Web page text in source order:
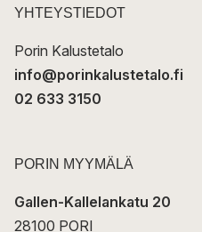
t
YHTEYSTIEDOT
Porin Kalustetalo
info@porinkalustetalo.fi
02 633 3150
PORIN MYYMÄLÄ
Gallen-Kallelankatu 20
28100 PORI